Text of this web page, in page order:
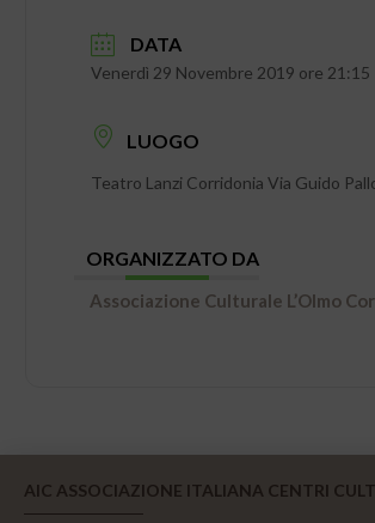
DATA
Venerdì 29 Novembre 2019 ore 21:15
LUOGO
Teatro Lanzi Corridonia Via Guido
ORGANIZZATO DA
Associazione Culturale L’Olmo
AIC ASSOCIAZIONE ITALIANA CENTRI